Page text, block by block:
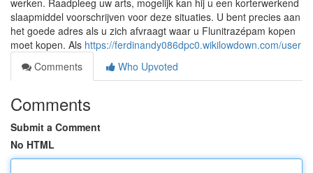
werken. Raadpleeg uw arts, mogelijk kan hij u een korterwerkend
slaapmiddel voorschrijven voor deze situaties. U bent precies aan
het goede adres als u zich afvraagt waar u Flunitrazépam kopen
moet kopen. Als https://ferdinandy086dpc0.wikilowdown.com/user
Comments
Who Upvoted
Comments
Submit a Comment
No HTML